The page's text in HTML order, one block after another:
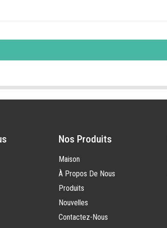
Nos Produits
Maison
À Propos De Nous
Produits
Nouvelles
Contactez-Nous